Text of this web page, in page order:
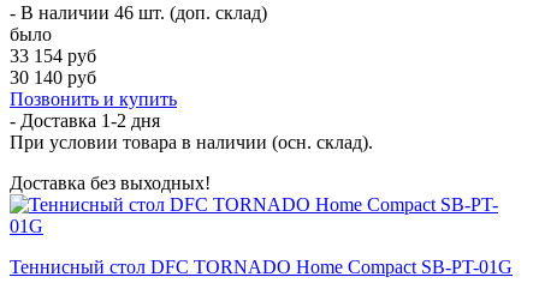
- В наличии 46 шт. (доп. склад)
было
33 154 руб
30 140 руб
Позвонить и купить
- Доставка 1-2 дня
При условии товара в наличии (осн. склад).
Доставка без выходных!
Теннисный стол DFC TORNADO Home Compact SB-PT-01G